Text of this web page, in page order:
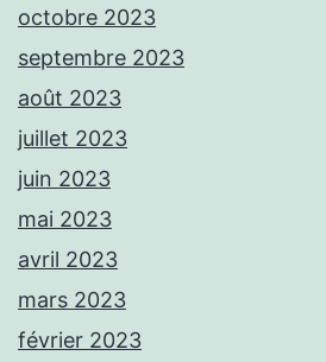
octobre 2023
septembre 2023
août 2023
juillet 2023
juin 2023
mai 2023
avril 2023
mars 2023
février 2023